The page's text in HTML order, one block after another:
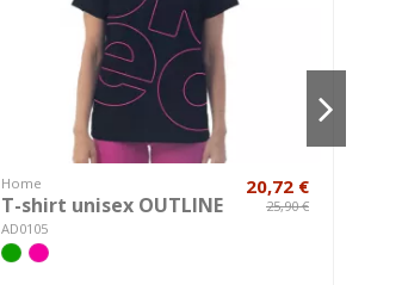
Home
T-shirt unisex OUTLINE
AD0105
20,72 €
25,90 €